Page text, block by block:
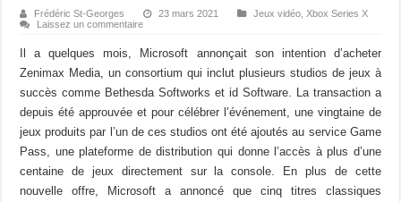
Frédéric St-Georges 23 mars 2021 Jeux vidéo, Xbox Series X
Laissez un commentaire
Il a quelques mois, Microsoft annonçait son intention d’acheter
Zenimax Media, un consortium qui inclut plusieurs studios de jeux à
succès comme Bethesda Softworks et id Software. La transaction a
depuis été approuvée et pour célébrer l’événement, une vingtaine de
jeux produits par l’un de ces studios ont été ajoutés au service Game
Pass, une plateforme de distribution qui donne l’accès à plus d’une
centaine de jeux directement sur la console. En plus de cette
nouvelle offre, Microsoft a annoncé que cinq titres classiques